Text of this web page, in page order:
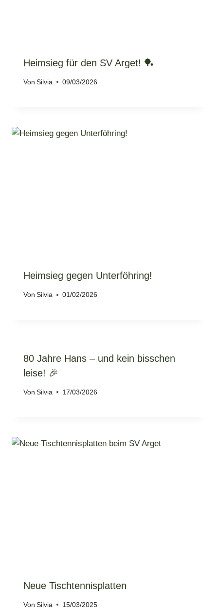
Heimsieg für den SV Arget! 🏓
Von Silvia 09/03/2026
Heimsieg gegen Unterföhring!
Von Silvia 01/02/2026
80 Jahre Hans – und kein bisschen
leise! 🎉
Von Silvia 17/03/2026
Neue Tischtennisplatten
Von Silvia 15/03/2025